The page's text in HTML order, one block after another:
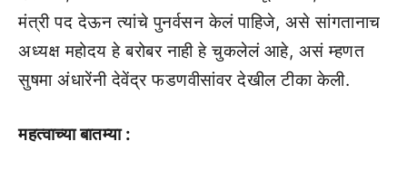
मंत्री पद देऊन त्यांचे पुनर्वसन केलं पाहिजे, असे सांगतानाच
अध्यक्ष महोदय हे बरोबर नाही हे चुकलेलं आहे, असं म्हणत
सुषमा अंधारेंनी देवेंद्र फडणवीसांवर देखील टीका केली.
महत्वाच्या बातम्या :